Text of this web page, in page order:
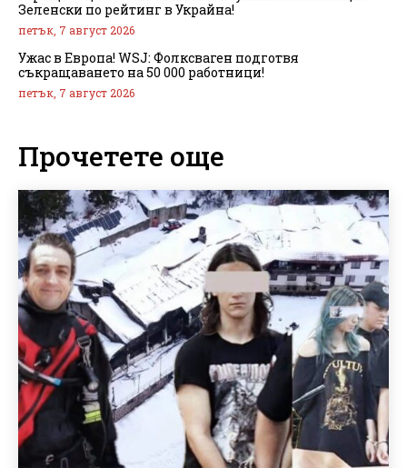
Зеленски по рейтинг в Украйна!
петък, 7 август 2026
Ужас в Европа! WSJ: Фолксваген подготвя
съкращаването на 50 000 работници!
петък, 7 август 2026
Прочетете още